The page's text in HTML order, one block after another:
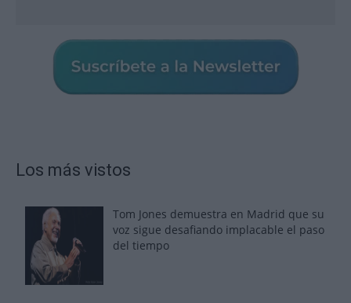
Los más vistos
Tom Jones demuestra en Madrid que su
voz sigue desafiando implacable el paso
del tiempo